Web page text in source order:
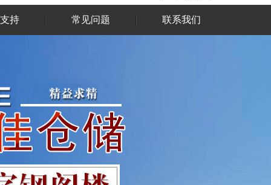
持 常见问题 联系我们